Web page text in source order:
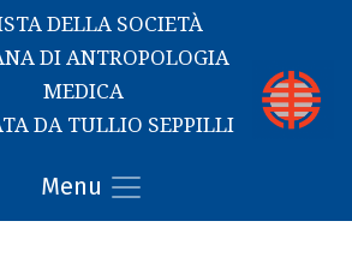
DELLA SOCIETÀ
DI ANTROPOLOGIA
MEDICA
DA TULLIO SEPPILLI
Menu